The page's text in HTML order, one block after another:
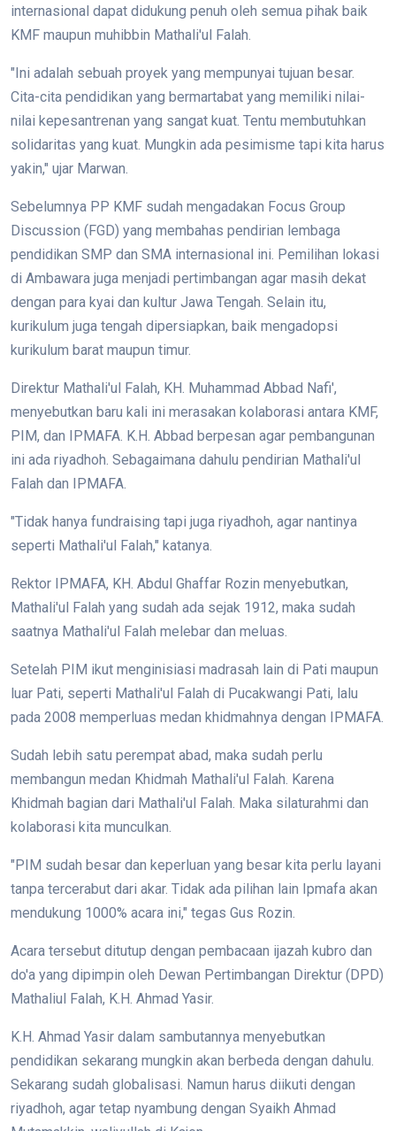
internasional dapat didukung penuh oleh semua pihak baik
KMF maupun muhibbin Mathali'ul Falah.
"Ini adalah sebuah proyek yang mempunyai tujuan besar.
Cita-cita pendidikan yang bermartabat yang memiliki nilai-
nilai kepesantrenan yang sangat kuat. Tentu membutuhkan
solidaritas yang kuat. Mungkin ada pesimisme tapi kita harus
yakin," ujar Marwan.
Sebelumnya PP KMF sudah mengadakan Focus Group
Discussion (FGD) yang membahas pendirian lembaga
pendidikan SMP dan SMA internasional ini. Pemilihan lokasi
di Ambawara juga menjadi pertimbangan agar masih dekat
dengan para kyai dan kultur Jawa Tengah. Selain itu,
kurikulum juga tengah dipersiapkan, baik mengadopsi
kurikulum barat maupun timur.
Direktur Mathali'ul Falah, KH. Muhammad Abbad Nafi',
menyebutkan baru kali ini merasakan kolaborasi antara KMF,
PIM, dan IPMAFA. K.H. Abbad berpesan agar pembangunan
ini ada riyadhoh. Sebagaimana dahulu pendirian Mathali'ul
Falah dan IPMAFA.
"Tidak hanya fundraising tapi juga riyadhoh, agar nantinya
seperti Mathali'ul Falah," katanya.
Rektor IPMAFA, KH. Abdul Ghaffar Rozin menyebutkan,
Mathali'ul Falah yang sudah ada sejak 1912, maka sudah
saatnya Mathali'ul Falah melebar dan meluas.
Setelah PIM ikut menginisiasi madrasah lain di Pati maupun
luar Pati, seperti Mathali'ul Falah di Pucakwangi Pati, lalu
pada 2008 memperluas medan khidmahnya dengan IPMAFA.
Sudah lebih satu perempat abad, maka sudah perlu
membangun medan Khidmah Mathali'ul Falah. Karena
Khidmah bagian dari Mathali'ul Falah. Maka silaturahmi dan
kolaborasi kita munculkan.
"PIM sudah besar dan keperluan yang besar kita perlu layani
tanpa tercerabut dari akar. Tidak ada pilihan lain Ipmafa akan
mendukung 1000% acara ini," tegas Gus Rozin.
Acara tersebut ditutup dengan pembacaan ijazah kubro dan
do'a yang dipimpin oleh Dewan Pertimbangan Direktur (DPD)
Mathaliul Falah, K.H. Ahmad Yasir.
K.H. Ahmad Yasir dalam sambutannya menyebutkan
pendidikan sekarang mungkin akan berbeda dengan dahulu.
Sekarang sudah globalisasi. Namun harus diikuti dengan
riyadhoh, agar tetap nyambung dengan Syaikh Ahmad